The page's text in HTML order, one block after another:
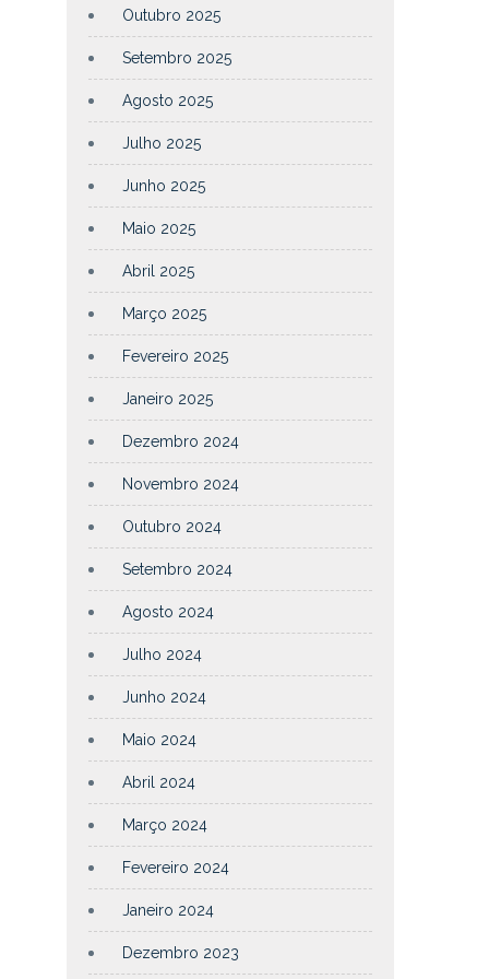
Outubro 2025
Setembro 2025
Agosto 2025
Julho 2025
Junho 2025
Maio 2025
Abril 2025
Março 2025
Fevereiro 2025
Janeiro 2025
Dezembro 2024
Novembro 2024
Outubro 2024
Setembro 2024
Agosto 2024
Julho 2024
Junho 2024
Maio 2024
Abril 2024
Março 2024
Fevereiro 2024
Janeiro 2024
Dezembro 2023